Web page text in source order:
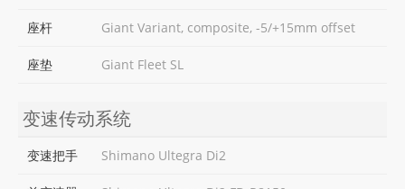
座杆 Giant Variant, composite, -5/+15mm offset
座垫 Giant Fleet SL
变速传动系统
变速把手 Shimano Ultegra Di2